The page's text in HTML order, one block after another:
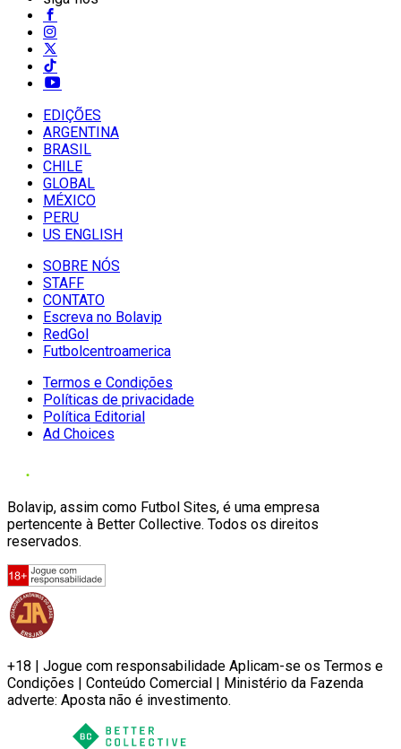
EDIÇÕES
ARGENTINA
BRASIL
CHILE
GLOBAL
MÉXICO
PERU
US ENGLISH
SOBRE NÓS
STAFF
CONTATO
Escreva no Bolavip
RedGol
Futbolcentroamerica
Termos e Condições
Políticas de privacidade
Política Editorial
Ad Choices
Bolavip, assim como Futbol Sites, é uma empresa
pertencente à Better Collective. Todos os direitos
reservados.
+18 | Jogue com responsabilidade Aplicam-se os Termos e
Condições | Conteúdo Comercial | Ministério da Fazenda
adverte: Aposta não é investimento.